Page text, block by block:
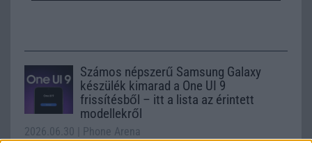
Számos népszerű Samsung Galaxy
készülék kimarad a One UI 9
frissítésből – itt a lista az érintett
modellekről
2026.06.30
| Phone Arena